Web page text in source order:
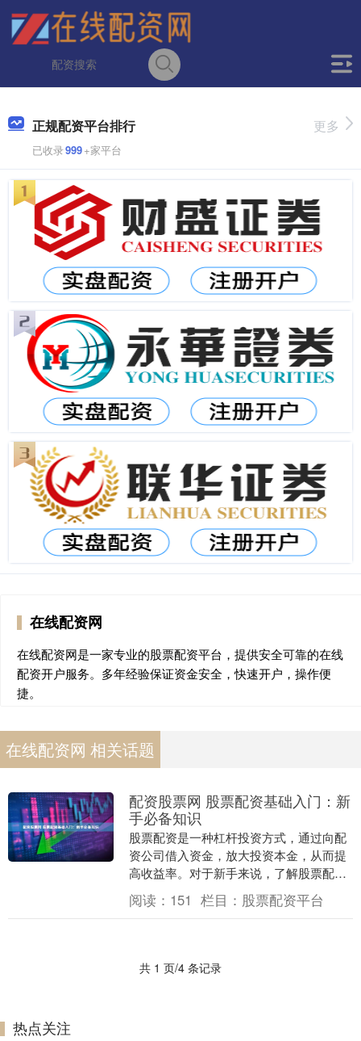
正规配资平台排行
已收录999+家平台
更多
在线配资网
在线配资网是一家专业的股票配资平台，提供安全可靠的在线
配资开户服务。多年经验保证资金安全，快速开户，操作便
捷。
在线配资网 相关话题
配资股票网 股票配资基础入门：新
手必备知识
股票配资是一种杠杆投资方式，通过向配
资公司借入资金，放大投资本金，从而提
高收益率。对于新手来说，了解股票配资
的基础知识至关重要。 首先，股票配资分
仓系统可以有效....
阅读： 151 栏目： 股票配资平台
共 1 页/4 条记录
热点关注